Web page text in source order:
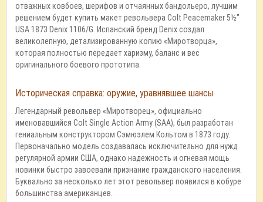
отважных ковбоев, шерифов и отчаянных бандольеро, лучшим
решением будет купить макет револьвера Colt Peacemaker 5½"
USA 1873 Denix 1106/G. Испанский бренд Denix создал
великолепную, детализированную копию «Миротворца»,
которая полностью передает харизму, баланс и вес
оригинального боевого прототипа.
Историческая справка: оружие, уравнявшее шансы
Легендарный револьвер «Миротворец», официально
именовавшийся Colt Single Action Army (SAA), был разработан
гениальным конструктором Сэмюэлем Кольтом в 1873 году.
Первоначально модель создавалась исключительно для нужд
регулярной армии США, однако надежность и огневая мощь
новинки быстро завоевали признание гражданского населения.
Буквально за несколько лет этот револьвер появился в кобуре
большинства американцев.